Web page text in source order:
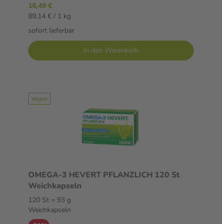
16,49 €
89,14 € / 1 kg
sofort lieferbar
In den Warenkorb
Vegan
OMEGA-3 HEVERT PFLANZLICH 120 St
Weichkapseln
120 St = 93 g
Weichkapseln